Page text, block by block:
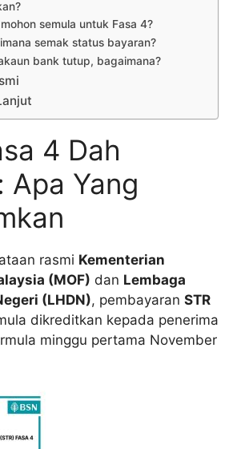
semula untuk Fasa 4?
semak status bayaran?
bank tutup, bagaimana?
4 Dah
Apa Yang
rasmi Kementerian
(MOF) dan Lembaga
(LHDN), pembayaran STR
dikreditkan kepada penerima
minggu pertama November